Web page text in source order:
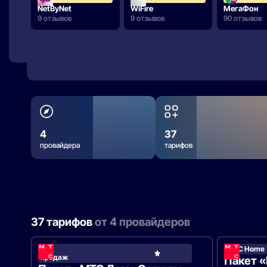
NetByNet
9 отзывов
WiFire
9 отзывов
МегаФон
90 отзывов
4
провайдера
37
тарифов
37 тарифовот 4 провайдеров
Хит
продаж
МТС
Home
МТС Home
Пакет